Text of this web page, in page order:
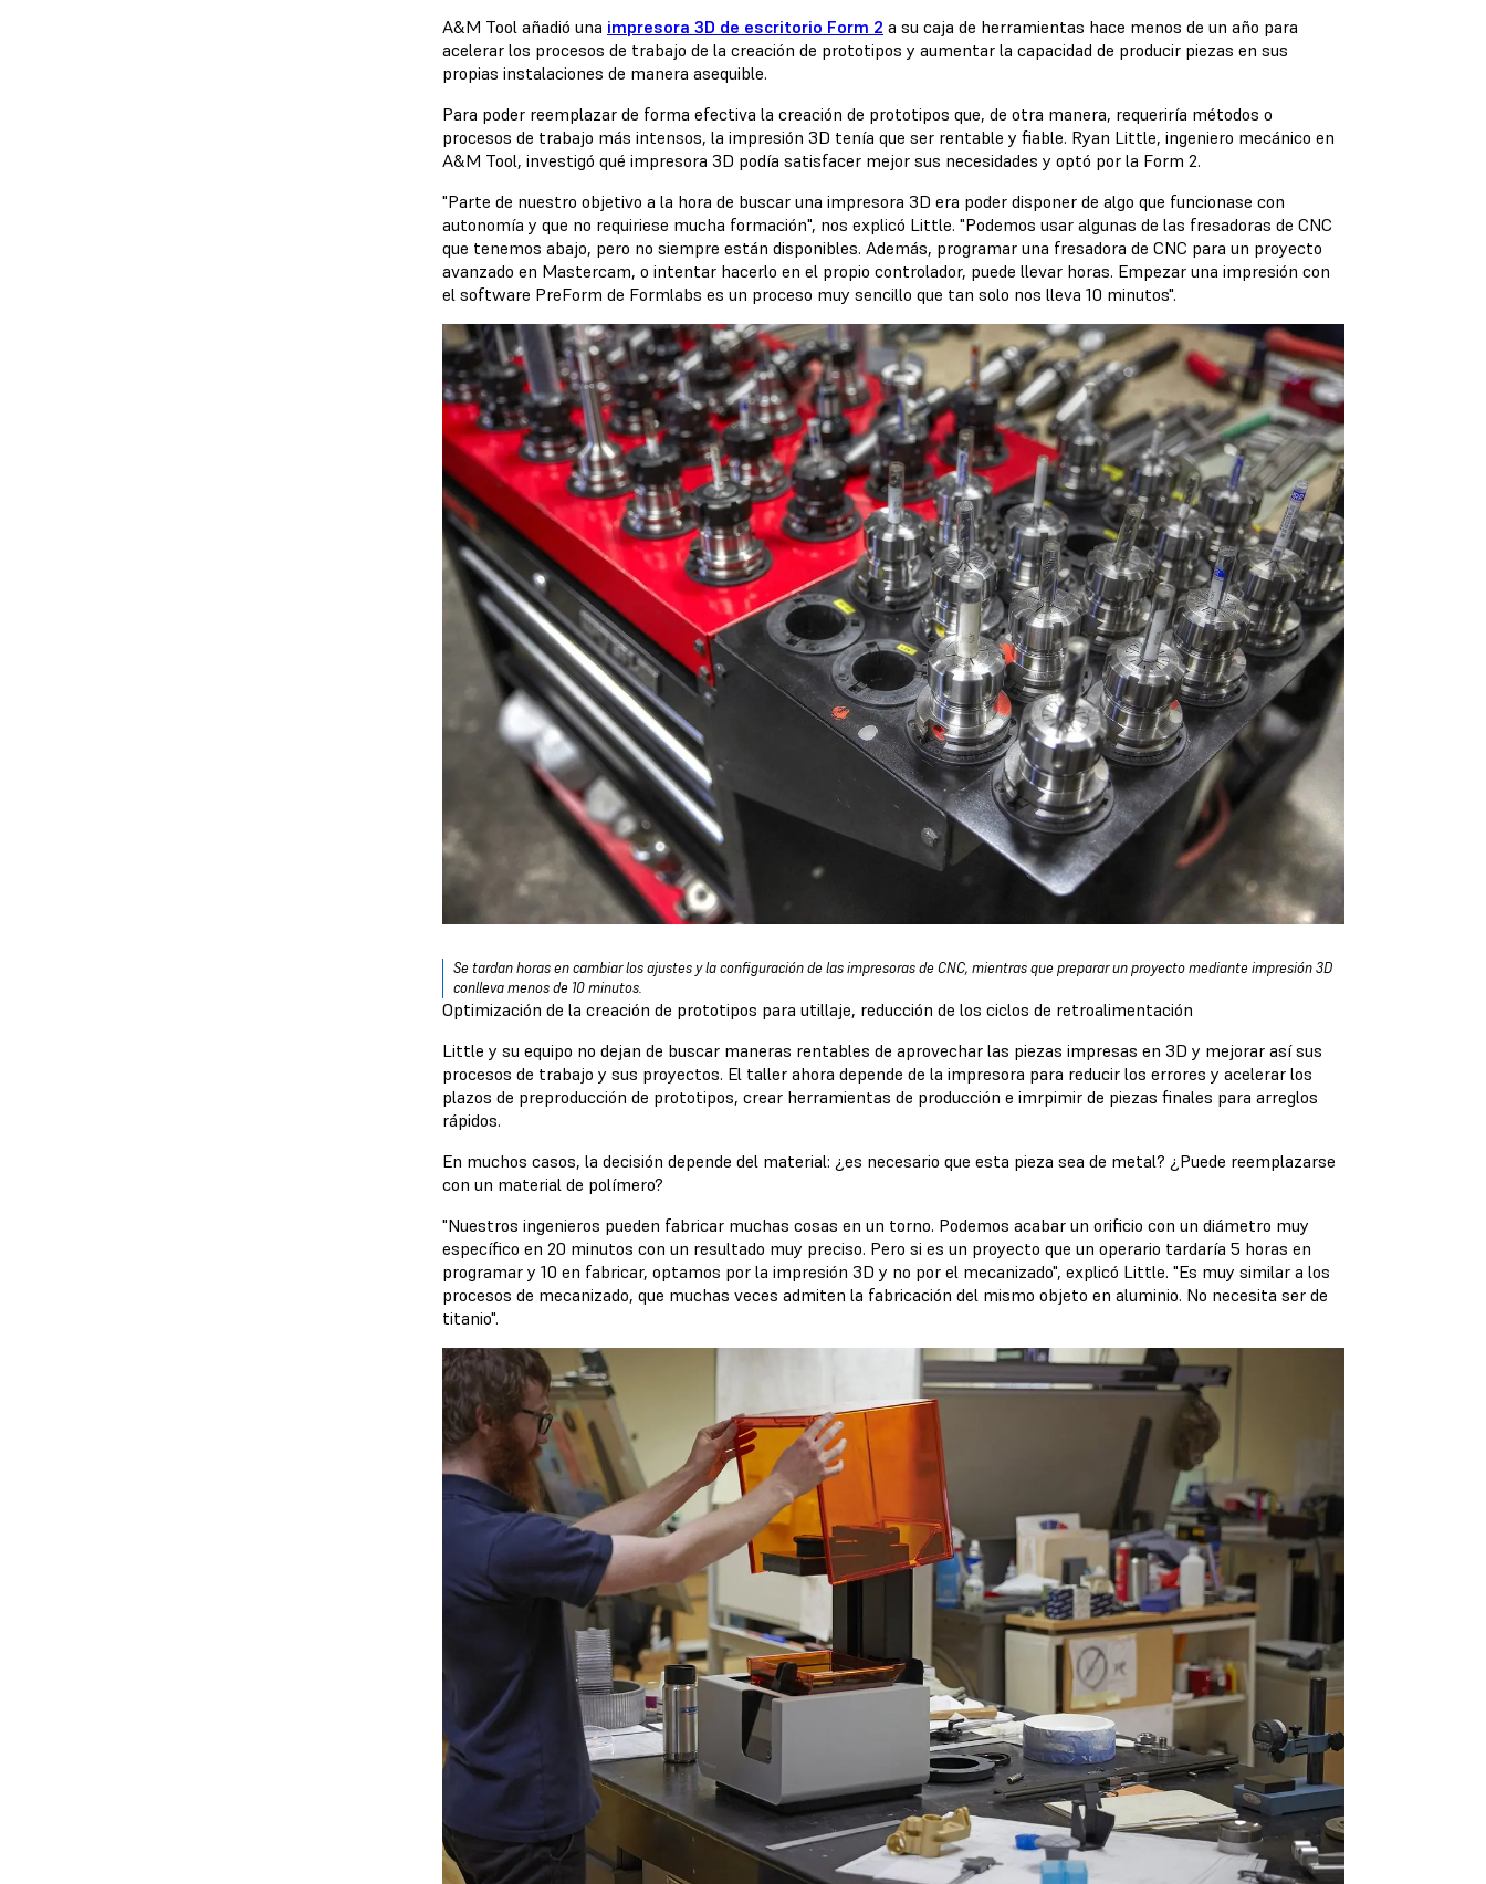
A&M Tool añadió una impresora 3D de escritorio Form 2 a su caja de herramientas hace menos de un año para
acelerar los procesos de trabajo de la creación de prototipos y aumentar la capacidad de producir piezas en sus
propias instalaciones de manera asequible.
Para poder reemplazar de forma efectiva la creación de prototipos que, de otra manera, requeriría métodos o
procesos de trabajo más intensos, la impresión 3D tenía que ser rentable y fiable. Ryan Little, ingeniero mecánico en
A&M Tool, investigó qué impresora 3D podía satisfacer mejor sus necesidades y optó por la Form 2.
"Parte de nuestro objetivo a la hora de buscar una impresora 3D era poder disponer de algo que funcionase con
autonomía y que no requiriese mucha formación", nos explicó Little. "Podemos usar algunas de las fresadoras de CNC
que tenemos abajo, pero no siempre están disponibles. Además, programar una fresadora de CNC para un proyecto
avanzado en Mastercam, o intentar hacerlo en el propio controlador, puede llevar horas. Empezar una impresión con
el software PreForm de Formlabs es un proceso muy sencillo que tan solo nos lleva 10 minutos".
Se tardan horas en cambiar los ajustes y la configuración de las impresoras de CNC, mientras que preparar un proyecto mediante impresión 3D
conlleva menos de 10 minutos.
Optimización de la creación de prototipos para utillaje, reducción de los ciclos de retroalimentación
Little y su equipo no dejan de buscar maneras rentables de aprovechar las piezas impresas en 3D y mejorar así sus
procesos de trabajo y sus proyectos. El taller ahora depende de la impresora para reducir los errores y acelerar los
plazos de preproducción de prototipos, crear herramientas de producción e imrpimir de piezas finales para arreglos
rápidos.
En muchos casos, la decisión depende del material: ¿es necesario que esta pieza sea de metal? ¿Puede reemplazarse
con un material de polímero?
"Nuestros ingenieros pueden fabricar muchas cosas en un torno. Podemos acabar un orificio con un diámetro muy
específico en 20 minutos con un resultado muy preciso. Pero si es un proyecto que un operario tardaría 5 horas en
programar y 10 en fabricar, optamos por la impresión 3D y no por el mecanizado", explicó Little. "Es muy similar a los
procesos de mecanizado, que muchas veces admiten la fabricación del mismo objeto en aluminio. No necesita ser de
titanio".